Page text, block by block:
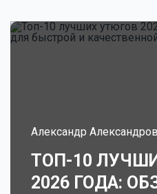
Александр
ТОП-10
2026 ГОДА: